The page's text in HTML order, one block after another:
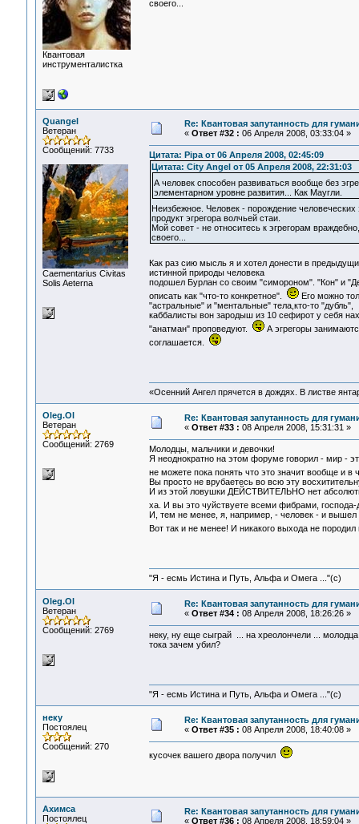
Квантовая
инструменталистка
своего...
Quangel
Ветеран
Сообщений: 7733
Сaementarius Civitas
Solis Aeterna
Re: Квантовая запутанность для
« Ответ #32 : 06 Апреля 2008, 03:33:04 »
Цитата: Pipa от 06 Апреля 2008, 02:45:09
Цитата: City Angel от 05 Апреля 2008, 22:31:03
А человек способен развиваться вообще без
элементарном уровне развития... Как Маугли.
Неизбежное. Человек - порождение человеческих
продукт эгрегора волчьей стаи.
Мой совет - не относитесь к эгрегорам
своего...
Как раз сию мысль я и хотел донести в
истинной природы человека
подошел Бурлан со своим "симороном". "Кон" и
описать как "что-то конкретное".
Его можно
"астральные" и "ментальные" тела,кто-то "дубль",
каббалисты вон зародыш из 10 сефирот у себя
"анатман" проповедуют.
А эгрегоры
соглашается.
«Осенний Ангел прячется в дождях. В листве
Oleg.Ol
Ветеран
Сообщений: 2769
Re: Квантовая запутанность для
« Ответ #33 : 08 Апреля 2008, 15:31:31 »
Молодцы, мальчики и девочки!
Я неоднократно на этом форуме говорил - мир -
не можете пока понять что это значит вообще и в
Вы просто не врубаетесь во всю эту
И из этой ловушки ДЕЙСТВИТЕЛЬНО нет
ха. И вы это чуйствуете всеми фибрами,
И, тем не менее, я, например, - человек - и
Вот так и не менее! И никакого выхода не
"Я - есмь Истина и Путь, Альфа и Омега ..."(с)
Oleg.Ol
Ветеран
Сообщений: 2769
Re: Квантовая запутанность для
« Ответ #34 : 08 Апреля 2008, 18:26:26 »
неку, ну еще сыграй ... на хреолончели ... молодца
тока зачем убил?
"Я - есмь Истина и Путь, Альфа и Омега ..."(с)
неку
Постоялец
Сообщений: 270
Re: Квантовая запутанность для
« Ответ #35 : 08 Апреля 2008, 18:40:08 »
кусочек вашего двора получил
Ахимса
Постоялец
Re: Квантовая запутанность для
« Ответ #36 : 08 Апреля 2008, 18:59:04 »